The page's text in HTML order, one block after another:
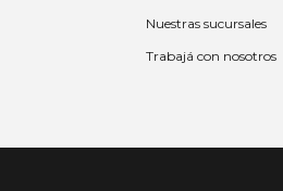
Nuestras sucursales
Trabajá con nosotros